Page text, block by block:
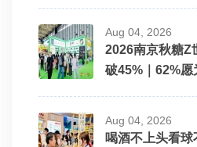
Aug 04, 2026
2026南京秋糖Z
破45%｜62%
Aug 04, 2026
喝酒不上头看